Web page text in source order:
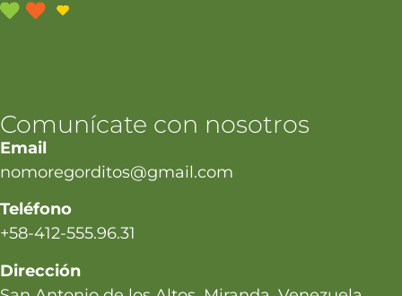
Comunícate con nosotros
Email
nomoregorditos@gmail.com
Teléfono
+58-412-555.96.31
Dirección